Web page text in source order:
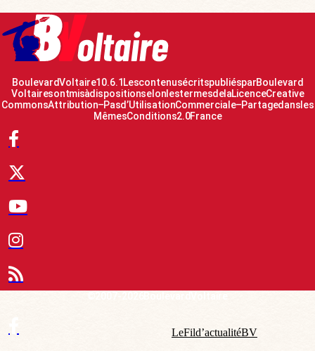
Boulevard Voltaire 10.6.1 Les contenus écrits publiés par Boulevard
Voltaire sont mis à disposition selon les termes de la Licence Creative
Commons Attribution – Pas d’Utilisation Commerciale – Partage dans les
Mêmes Conditions 2.0 France
Le Fil d’actualité BV